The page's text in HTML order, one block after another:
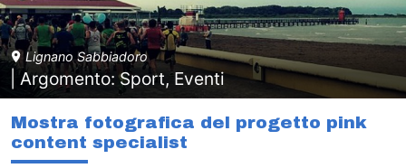
Lignano Sabbiadoro
| Argomento: Sport, Eventi
Mostra fotografica del progetto pink
content specialist